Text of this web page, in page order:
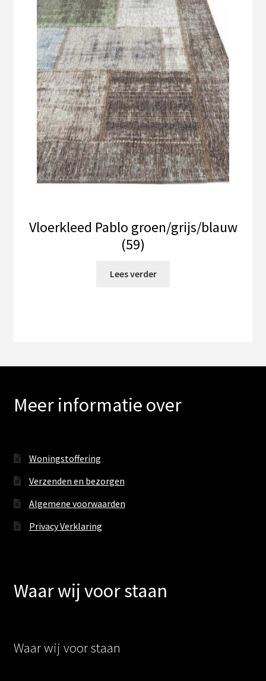
Vloerkleed Pablo groen/grijs/blauw
(59)
Lees verder
Meer informatie over
Woningstoffering
Verzenden en bezorgen
Algemene voorwaarden
Privacy Verklaring
Waar wij voor staan
Waar wij voor staan